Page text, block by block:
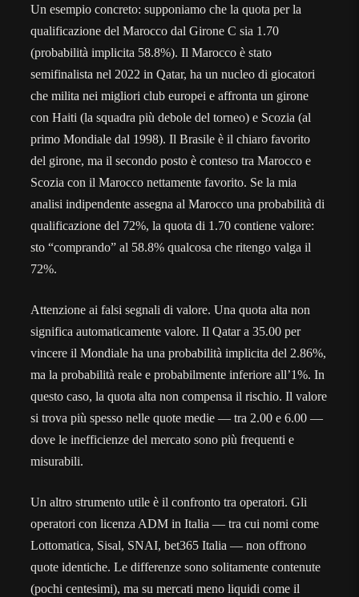
Un esempio concreto: supponiamo che la quota per la
qualificazione del Marocco dal Girone C sia 1.70
(probabilità implicita 58.8%). Il Marocco è stato
semifinalista nel 2022 in Qatar, ha un nucleo di giocatori
che milita nei migliori club europei e affronta un girone
con Haiti (la squadra più debole del torneo) e Scozia (al
primo Mondiale dal 1998). Il Brasile è il chiaro favorito
del girone, ma il secondo posto è conteso tra Marocco e
Scozia con il Marocco nettamente favorito. Se la mia
analisi indipendente assegna al Marocco una probabilità di
qualificazione del 72%, la quota di 1.70 contiene valore:
sto “comprando” al 58.8% qualcosa che ritengo valga il
72%.
Attenzione ai falsi segnali di valore. Una quota alta non
significa automaticamente valore. Il Qatar a 35.00 per
vincere il Mondiale ha una probabilità implicita del 2.86%,
ma la probabilità reale e probabilmente inferiore all’1%. In
questo caso, la quota alta non compensa il rischio. Il valore
si trova più spesso nelle quote medie — tra 2.00 e 6.00 —
dove le inefficienze del mercato sono più frequenti e
misurabili.
Un altro strumento utile è il confronto tra operatori. Gli
operatori con licenza ADM in Italia — tra cui nomi come
Lottomatica, Sisal, SNAI, bet365 Italia — non offrono
quote identiche. Le differenze sono solitamente contenute
(pochi centesimi), ma su mercati meno liquidi come il